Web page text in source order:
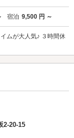
宿泊 9,500 円 ～
ムが大人気♪ ３時間休
うち4.5
2-20-15